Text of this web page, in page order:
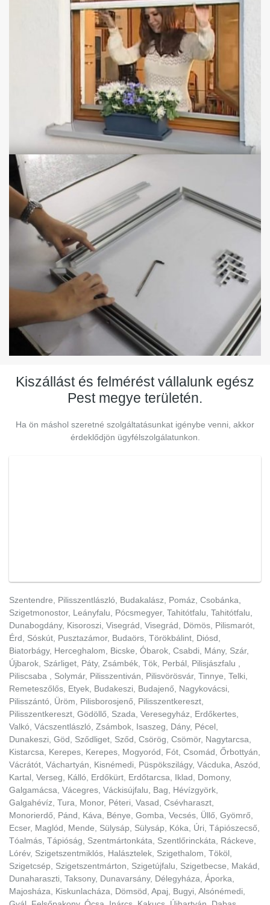
Kiszállást és felmérést vállalunk egész
Pest megye területén.
Ha ön máshol szeretné szolgáltatásunkat igénybe venni, akkor
érdeklődjön ügyfélszolgálatunkon.
Szentendre, Pilisszentlászló, Budakalász, Pomáz, Csobánka,
Szigetmonostor, Leányfalu, Pócsmegyer, Tahitótfalu, Tahitótfalu,
Dunabogdány, Kisoroszi, Visegrád, Visegrád, Dömös, Pilismarót,
Érd, Sóskút, Pusztazámor, Budaörs, Törökbálint, Diósd,
Biatorbágy, Herceghalom, Bicske, Óbarok, Csabdi, Mány, Szár,
Újbarok, Szárliget, Páty, Zsámbék, Tök, Perbál, Pilisjászfalu ,
Piliscsaba , Solymár, Pilisszentiván, Pilisvörösvár, Tinnye, Telki,
Remeteszőlős, Etyek, Budakeszi, Budajenő, Nagykovácsi,
Pilisszántó, Üröm, Pilisborosjenő, Pilisszentkereszt,
Pilisszentkereszt, Gödöllő, Szada, Veresegyház, Erdőkertes,
Valkó, Vácszentlászló, Zsámbok, Isaszeg, Dány, Pécel,
Dunakeszi, Göd, Sződliget, Sződ, Csörög, Csömör, Nagytarcsa,
Kistarcsa, Kerepes, Kerepes, Mogyoród, Fót, Csomád, Őrbottyán,
Vácrátót, Váchartyán, Kisnémedi, Püspökszilágy, Vácduka, Aszód,
Kartal, Verseg, Kálló, Erdőkürt, Erdőtarcsa, Iklad, Domony,
Galgamácsa, Vácegres, Váckisújfalu, Bag, Hévízgyörk,
Galgahévíz, Tura, Monor, Péteri, Vasad, Csévharaszt,
Monorierdő, Pánd, Káva, Bénye, Gomba, Vecsés, Üllő, Gyömrő,
Ecser, Maglód, Mende, Sülysáp, Sülysáp, Kóka, Úri, Tápiószecső,
Tóalmás, Tápióság, Szentmártonkáta, Szentlőrinckáta, Ráckeve,
Lórév, Szigetszentmiklós, Halásztelek, Szigethalom, Tököl,
Szigetcsép, Szigetszentmárton, Szigetújfalu, Szigetbecse, Makád,
Dunaharaszti, Taksony, Dunavarsány, Délegyháza, Áporka,
Majosháza, Kiskunlacháza, Dömsöd, Apaj, Bugyi, Alsónémedi,